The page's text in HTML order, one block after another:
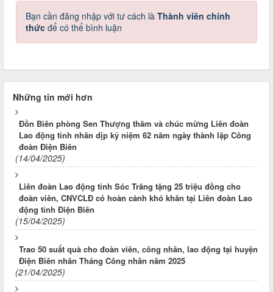
Bạn cần đăng nhập với tư cách là Thành viên chính
thức để có thể bình luận
Những tin mới hơn
Đồn Biên phòng Sen Thượng thăm và chúc mừng Liên đoàn
Lao động tỉnh nhân dịp kỷ niệm 62 năm ngày thành lập Công
đoàn Điện Biên
(14/04/2025)
Liên đoàn Lao động tỉnh Sóc Trăng tặng 25 triệu đồng cho
đoàn viên, CNVCLĐ có hoàn cảnh khó khăn tại Liên đoàn Lao
động tỉnh Điện Biên
(15/04/2025)
Trao 50 suất quà cho đoàn viên, công nhân, lao động tại huyện
Điện Biên nhân Tháng Công nhân năm 2025
(21/04/2025)